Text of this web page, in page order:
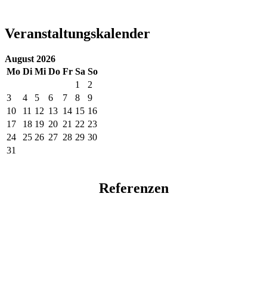
Veranstaltungskalender
August 2026
Mo Di Mi Do Fr Sa So
1
2
3
4 5 6 7 8
9
10
11 12 13 14 15 16
17
18 19 20 21 22 23
24
25 26 27 28 29 30
31
Referenzen